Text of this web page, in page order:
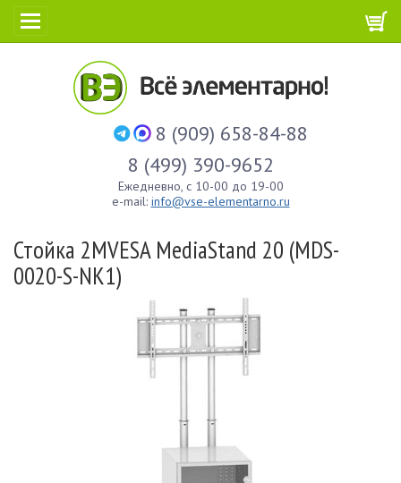
8 (909) 658-84-88
8 (499) 390-9652
Ежедневно, с 10-00 до 19-00
e-mail: info@vse-elementarno.ru
Стойка 2MVESA MediaStand 20 (MDS-
0020-S-NK1)